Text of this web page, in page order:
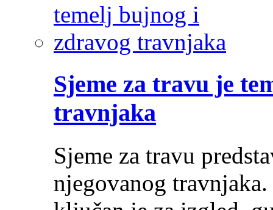
Sjeme za travu je
travnjaka
Sjeme za travu
njegovanog